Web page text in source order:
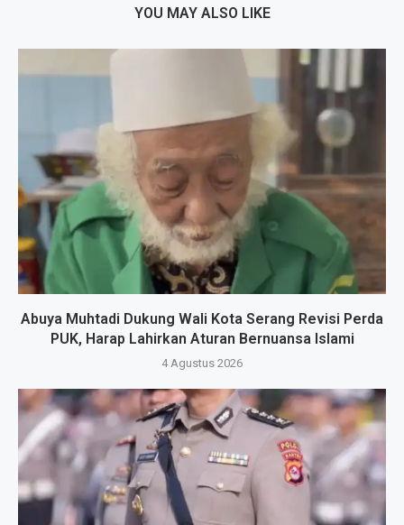
YOU MAY ALSO LIKE
Abuya Muhtadi Dukung Wali Kota Serang Revisi Perda
PUK, Harap Lahirkan Aturan Bernuansa Islami
4 Agustus 2026